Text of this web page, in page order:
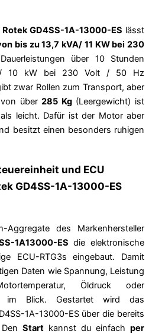
Rotek GD4SS-1A-13000-ES lässt
bis zu 13,7 kVA/ 11 KW bei 230
über 10 Stunden
10 kW bei 230 Volt / 50 Hz
zwar Rollen zum Transport, aber
von über285 Kg(Leergewicht) ist
leicht. Dafür ist der Motor aber
besitzt einen besonders ruhigen
und ECU
GD4SS-1A-13000-ES
des Markenhersteller
1A13000-ES die elektronische
ECU-RTG3s eingebaut. Damit
Daten wie Spannung, Leistung
Öldruck oder
im Blick. Gestartet wird das
1A-13000-ES über die bereits
Start kannst du einfach per